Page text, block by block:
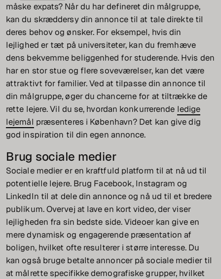
måske expats? Når du har defineret din målgruppe,
kan du skræddersy din annonce til at tale direkte til
deres behov og ønsker. For eksempel, hvis din
lejlighed er tæt på universiteter, kan du fremhæve
dens bekvemme beliggenhed for studerende. Hvis den
har en stor stue og flere soveværelser, kan det være
attraktivt for familier. Ved at tilpasse din annonce til
din målgruppe, øger du chancerne for at tiltrække de
rette lejere. Vil du se, hvordan konkurrerende ledige
lejemål præsenteres i København? Det kan give dig
god inspiration til din egen annonce.
Brug sociale medier
Sociale medier er en kraftfuld platform til at nå ud til
potentielle lejere. Brug Facebook, Instagram og
LinkedIn til at dele din annonce og nå ud til et bredere
publikum. Overvej at lave en kort video, der viser
lejligheden fra sin bedste side. Videoer kan give en
mere dynamisk og engagerende præsentation af
boligen, hvilket ofte resulterer i større interesse. Du
kan også bruge betalte annoncer på sociale medier til
at målrette specifikke demografiske grupper, hvilket